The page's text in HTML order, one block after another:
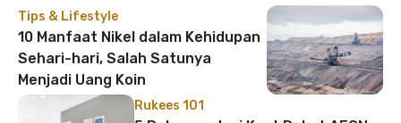
Tips & Lifestyle
10 Manfaat Nikel dalam Kehidupan
Sehari-hari, Salah Satunya
Menjadi Uang Koin
Rukees 101